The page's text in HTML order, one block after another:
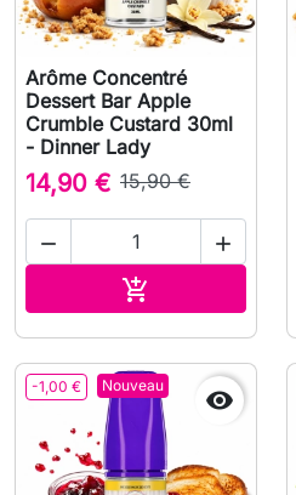
Arôme Concentré
Dessert Bar Apple
Crumble Custard 30ml
- Dinner Lady
14,90 € 15,90 €
 

-1,00 € Nouveau
